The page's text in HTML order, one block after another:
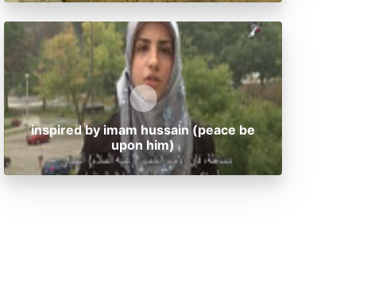
inspired by imam hussain (peace be
upon him)